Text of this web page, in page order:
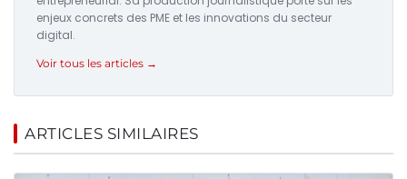
enjeux concrets des PME et les innovations du secteur
digital.
Voir tous les articles →
ARTICLES SIMILAIRES